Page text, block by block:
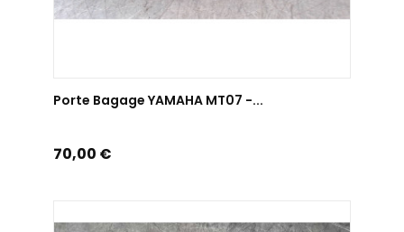
Porte Bagage YAMAHA MT07 -...
Prix
70,00 €